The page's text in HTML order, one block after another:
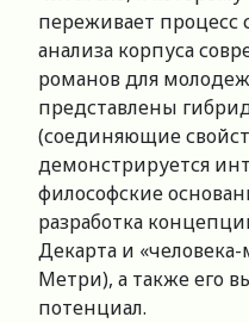
переживает процесс
анализа корпуса
романов для
представлены
(соединяющие
демонстрируется
философские
разработка
Декарта и
Метри), а также его
потенциал.